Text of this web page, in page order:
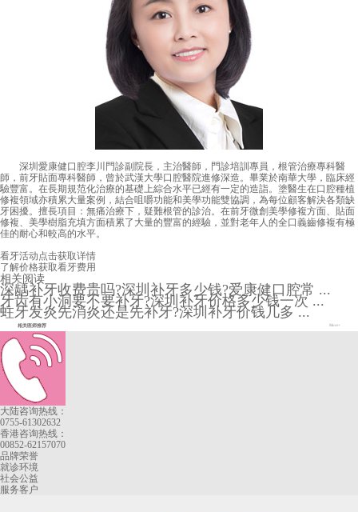
深圳愛康健口腔李川門診副院長，主治醫師，門診培訓專員，根管治療專科醫
師，前牙貼面專科醫師，曾於武漢大學口腔醫院進修深造。畢業於南華大學，臨床經
驗豐富。在長期規范化治療的基礎上綜合水平已經有一定的造詣。塗醫生在口腔種植
修複領域亦積累大量案例，結合咀嚼功能和美學功能雙協調，為每位顧客解決各類缺
牙困擾。擅長項目：無痛治療下，疑難根管的診治。在前牙微創美學修複方面、貼面
修複、美學樹脂充填方面積累了大量的豐富的經驗，並對老年人的全口義齒修複有極
佳的耐心和較高的水平。
看牙活动点击获取详情
了解价格获取看牙费用
相关阅读
深龋补牙收费贵吗?深圳补牙多少钱?爱康健口腔常 ...
牙齿有小洞要不要补牙?深圳补牙价格多少钱一次 ...
蛀牙发炎先消炎还是先补牙?深圳补牙价钱几多 ...
相关医师推荐 More+
大陆咨询热线：
0755-61302632
香港咨询热线：
00852-62157070
品牌荣誉
就诊环境
社会公益
服务客户